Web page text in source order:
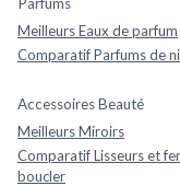
Meilleurs Eaux de parfum
Comparatif Parfums de
Accessoires Beauté
Meilleurs Miroirs
Comparatif Lisseurs et
boucler